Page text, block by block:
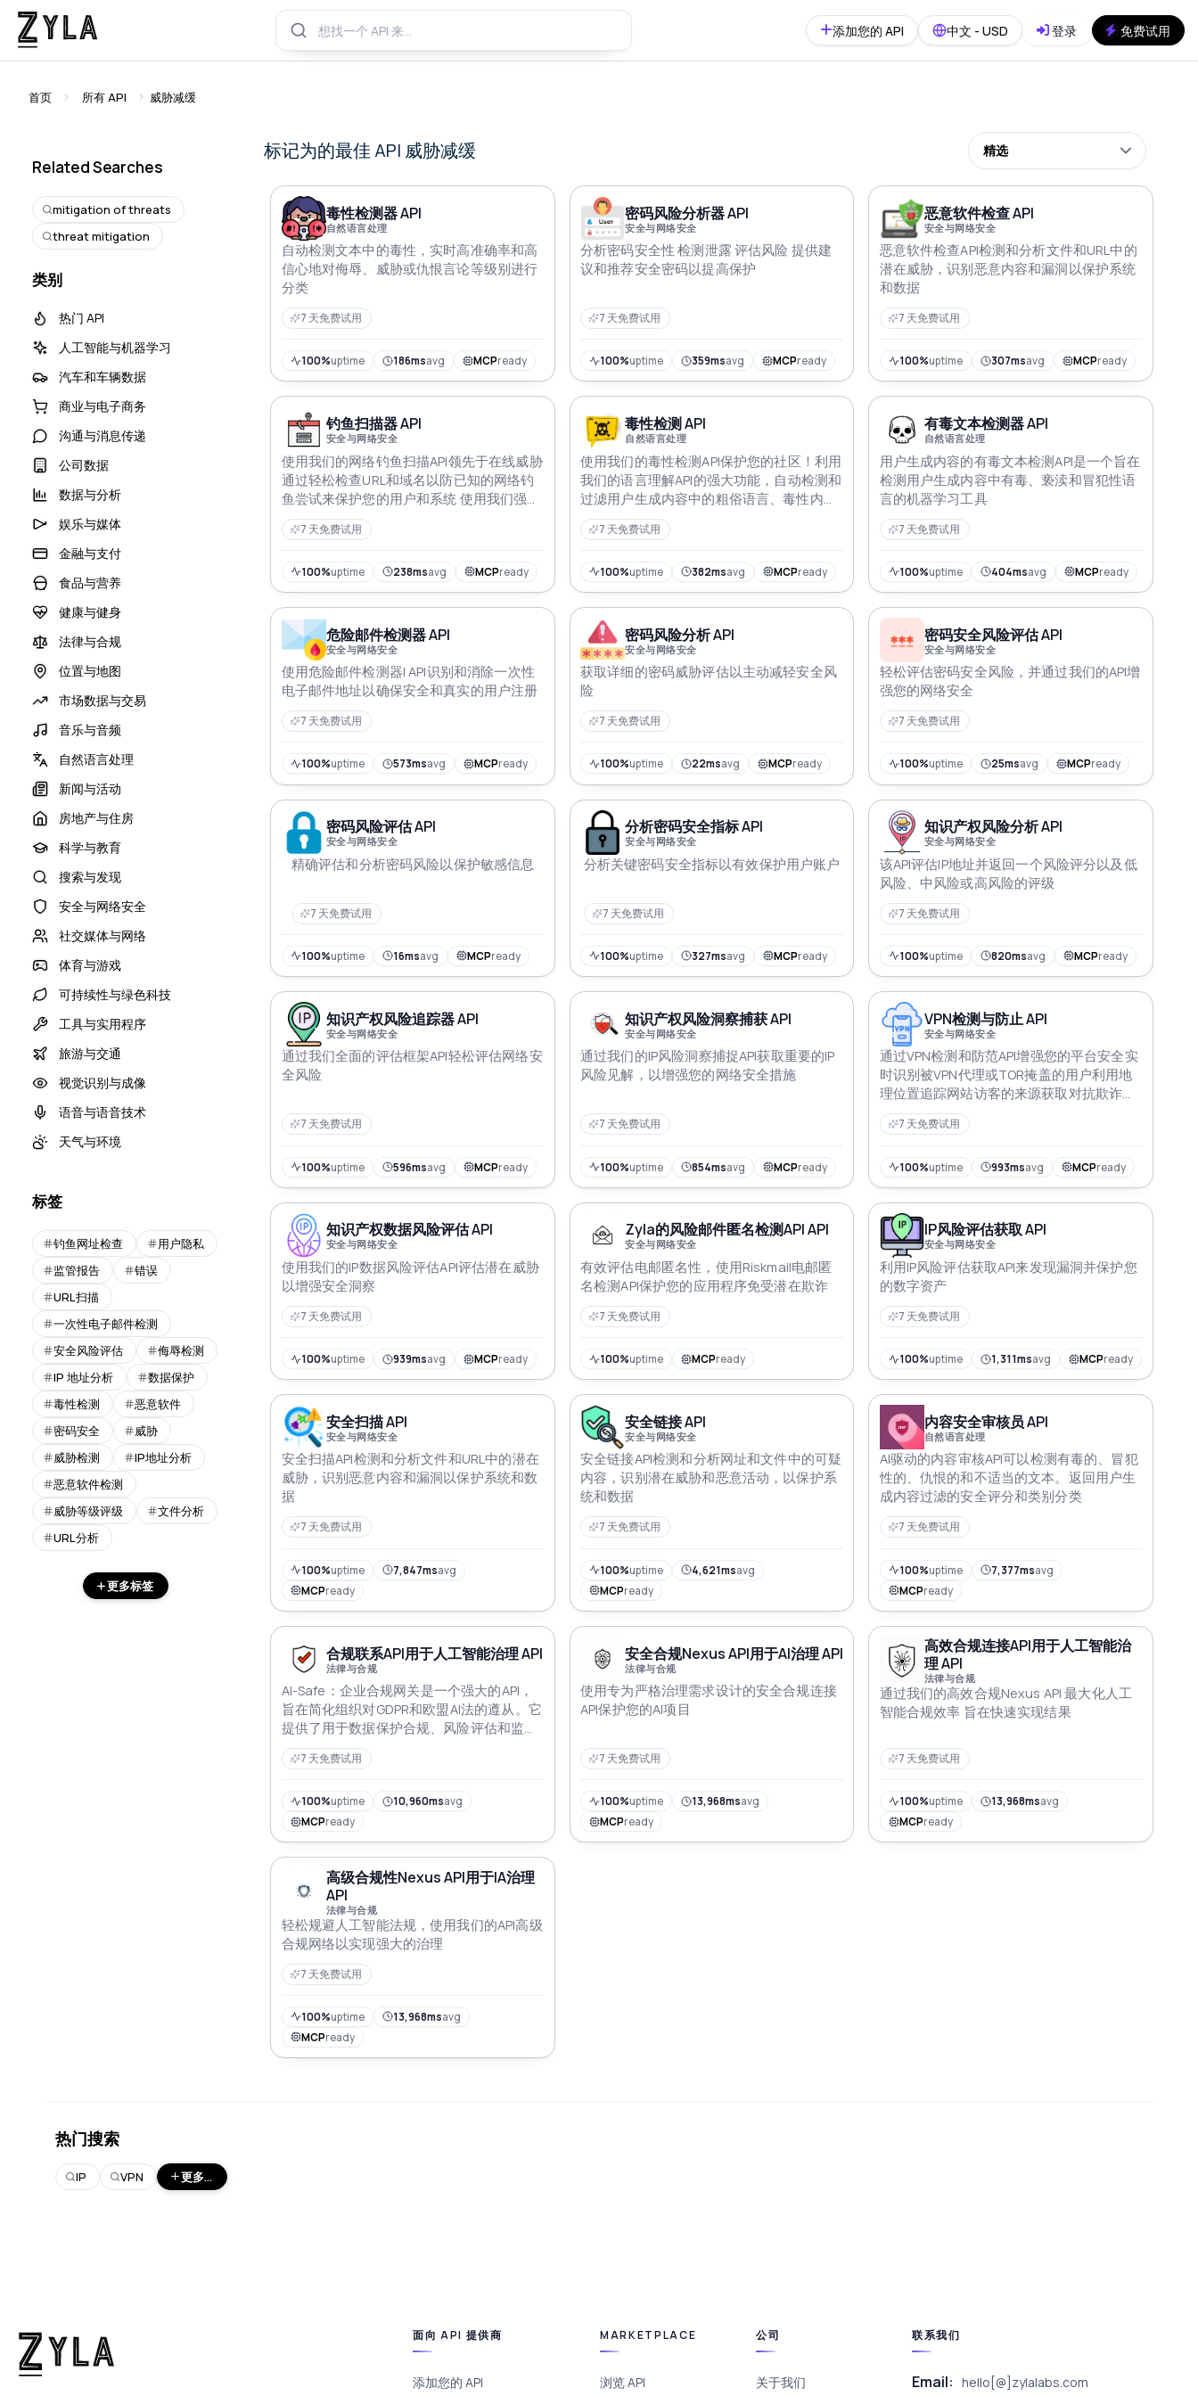
添加您的 API 中文 - USD 登录 免费试用
首页 所有 API 威胁减缓
Related Searches
mitigation of threats
threat mitigation
类别
热门 API
人工智能与机器学习
汽车和车辆数据
商业与电子商务
沟通与消息传递
公司数据
数据与分析
娱乐与媒体
金融与支付
食品与营养
健康与健身
法律与合规
位置与地图
市场数据与交易
音乐与音频
自然语言处理
新闻与活动
房地产与住房
科学与教育
搜索与发现
安全与网络安全
社交媒体与网络
体育与游戏
可持续性与绿色科技
工具与实用程序
旅游与交通
视觉识别与成像
语音与语音技术
天气与环境
标签
钓鱼网址检查
用户隐私
监管报告
错误
URL扫描
一次性电子邮件检测
安全风险评估
侮辱检测
IP 地址分析
数据保护
毒性检测
恶意软件
密码安全
威胁
威胁检测
IP地址分析
恶意软件检测
威胁等级评级
文件分析
URL分析
更多标签
标记为的最佳 API 威胁减缓 精选
毒性检测器 API
自然语言处理
自动检测文本中的毒性，实时高准确率和高
信心地对侮辱、威胁或仇恨言论等级别进行
分类
7 天免费试用
100%uptime 186msavg MCPready
密码风险分析器 API
安全与网络安全
分析密码安全性 检测泄露 评估风险 提供建
议和推荐安全密码以提高保护
7 天免费试用
100%uptime 359msavg MCPready
恶意软件检查 API
安全与网络安全
恶意软件检查API检测和分析文件和URL中的
潜在威胁，识别恶意内容和漏洞以保护系统
和数据
7 天免费试用
100%uptime 307msavg MCPready
钓鱼扫描器 API
安全与网络安全
使用我们的网络钓鱼扫描API领先于在线威胁
通过轻松检查URL和域名以防已知的网络钓
鱼尝试来保护您的用户和系统 使用我们强大
的网络钓鱼扫描API检测和消除潜在威胁 确
保所有人都能享受安全的在线体验
7 天免费试用
100%uptime 238msavg MCPready
毒性检测 API
自然语言处理
使用我们的毒性检测API保护您的社区！利用
我们的语言理解API的强大功能，自动检测和
过滤用户生成内容中的粗俗语言、毒性内
容、侮辱等。通过我们无缝高效的毒性检测
API优先营造积极和尊重的在线环境
7 天免费试用
100%uptime 382msavg MCPready
有毒文本检测器 API
自然语言处理
用户生成内容的有毒文本检测API是一个旨在
检测用户生成内容中有毒、亵渎和冒犯性语
言的机器学习工具
7 天免费试用
100%uptime 404msavg MCPready
危险邮件检测器 API
安全与网络安全
使用危险邮件检测器I API识别和消除一次性
电子邮件地址以确保安全和真实的用户注册
7 天免费试用
100%uptime 573msavg MCPready
密码风险分析 API
安全与网络安全
获取详细的密码威胁评估以主动减轻安全风
险
7 天免费试用
100%uptime 22msavg MCPready
密码安全风险评估 API
安全与网络安全
轻松评估密码安全风险，并通过我们的API增
强您的网络安全
7 天免费试用
100%uptime 25msavg MCPready
密码风险评估 API
安全与网络安全
精确评估和分析密码风险以保护敏感信息
7 天免费试用
100%uptime 16msavg MCPready
分析密码安全指标 API
安全与网络安全
分析关键密码安全指标以有效保护用户账户
7 天免费试用
100%uptime 327msavg MCPready
知识产权风险分析 API
安全与网络安全
该API评估IP地址并返回一个风险评分以及低
风险、中风险或高风险的评级
7 天免费试用
100%uptime 820msavg MCPready
知识产权风险追踪器 API
安全与网络安全
通过我们全面的评估框架API轻松评估网络安
全风险
7 天免费试用
100%uptime 596msavg MCPready
知识产权风险洞察捕获 API
安全与网络安全
通过我们的IP风险洞察捕捉API获取重要的IP
风险见解，以增强您的网络安全措施
7 天免费试用
100%uptime 854msavg MCPready
VPN检测与防止 API
安全与网络安全
通过VPN检测和防范API增强您的平台安全实
时识别被VPN代理或TOR掩盖的用户利用地
理位置追踪网站访客的来源获取对抗欺诈和
保护在线存在的重要见解在打击数字欺骗中
保持领先
7 天免费试用
100%uptime 993msavg MCPready
知识产权数据风险评估 API
安全与网络安全
使用我们的IP数据风险评估API评估潜在威胁
以增强安全洞察
7 天免费试用
100%uptime 939msavg MCPready
Zyla的风险邮件匿名检测API API
安全与网络安全
有效评估电邮匿名性，使用Riskmail电邮匿
名检测API保护您的应用程序免受潜在欺诈
7 天免费试用
100%uptime MCPready
IP风险评估获取 API
安全与网络安全
利用IP风险评估获取API来发现漏洞并保护您
的数字资产
7 天免费试用
100%uptime 1,311msavg MCPready
安全扫描 API
安全与网络安全
安全扫描API检测和分析文件和URL中的潜在
威胁，识别恶意内容和漏洞以保护系统和数
据
7 天免费试用
100%uptime 7,847msavg
MCPready
安全链接 API
安全与网络安全
安全链接API检测和分析网址和文件中的可疑
内容，识别潜在威胁和恶意活动，以保护系
统和数据
7 天免费试用
100%uptime 4,621msavg
MCPready
内容安全审核员 API
自然语言处理
AI驱动的内容审核API可以检测有毒的、冒犯
性的、仇恨的和不适当的文本。返回用户生
成内容过滤的安全评分和类别分类
7 天免费试用
100%uptime 7,377msavg
MCPready
合规联系API用于人工智能治理 API
法律与合规
AI-Safe：企业合规网关是一个强大的API，
旨在简化组织对GDPR和欧盟AI法的遵从。它
提供了用于数据保护合规、风险评估和监管
报告的自动化工具，确保企业能够负责任地
集成AI技术，同时保护用户隐私。通过实时
效应对复杂的合规要求
7 天免费试用
100%uptime 10,960msavg
MCPready
安全合规Nexus API用于AI治理 API
法律与合规
使用专为严格治理需求设计的安全合规连接
API保护您的AI项目
7 天免费试用
100%uptime 13,968msavg
MCPready
高效合规连接API用于人工智能治
理 API
法律与合规
通过我们的高效合规Nexus API 最大化人工
智能合规效率 旨在快速实现结果
7 天免费试用
100%uptime 13,968msavg
MCPready
高级合规性Nexus API用于IA治理
API
法律与合规
轻松规避人工智能法规，使用我们的API高级
合规网络以实现强大的治理
7 天免费试用
100%uptime 13,968msavg
MCPready
热门搜索
IP VPN 更多...
面向 API 提供商
添加您的 API
MARKETPLACE
浏览 API
公司
关于我们
联系我们
Email: hello[@]zylalabs.com